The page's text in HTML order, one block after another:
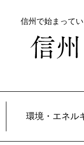
信州で始まって
環境・エネル